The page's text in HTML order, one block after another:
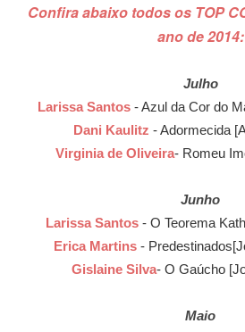
Confira abaixo todos os TOP
ano de 2014:
Julho
Larissa Santos - Azul da Cor do
Dani Kaulitz - Adormecida
Virginia de Oliveira- Romeu
Junho
Larissa Santos - O Teorema
Erica Martins-
Gislaine Silva- O Gaúcho
Maio